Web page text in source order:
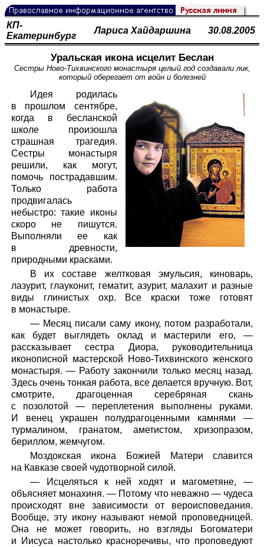
КП-
Екатеринбург
Лариса Хайдаршина 30.08.2005
Уральская икона исцелит Беслан
Сестры Ново-Тихвинского монастыря целый год создавали лик,
который оберегает от войн и болезней
Идея родилась
в прошлом сентябре,
когда в бесланской
школе произошла
страшная трагедия.
Сестры монастыря
решили, как могут,
помочь пострадавшим.
Только работа
продвигалась
небыстро: такие иконы
скоро не пишутся.
Выполняли ее как
в древности,
природными красками.
В их составе желтковая эмульсия, киноварь,
лазурит, глауконит, гематит, азурит, малахит и разные
виды глинистых охр. Все краски тоже готовят
в монастыре.
— Месяц писали саму икону, потом разработали,
как будет выглядеть оклад и мастерили его, —
рассказывает сестра Диора, руководительница
иконописной мастерской Ново-Тихвинского женского
монастыря. — Работу закончили только месяц назад.
Здесь очень тонкая работа, все делается вручную. Вот,
смотрите, драгоценная серебряная скань
с позолотой — переплетения выполнены руками.
И венец украшен полудрагоценными камнями —
турмалином, гранатом, аметистом, хризопразом,
бериллом, жемчугом.
Моздокская икона Божией Матери славится
на Кавказе своей чудотворной силой.
— Исцеляться к ней ходят и магометяне, —
объясняет монахиня. — Потому что неважно — чудеса
происходят вне зависимости от вероисповедания.
Вообще, эту икону называют немой проповедницей.
Она не может говорить, но взгляды Богоматери
и Иисуса настолько красноречивы, что проповедуют